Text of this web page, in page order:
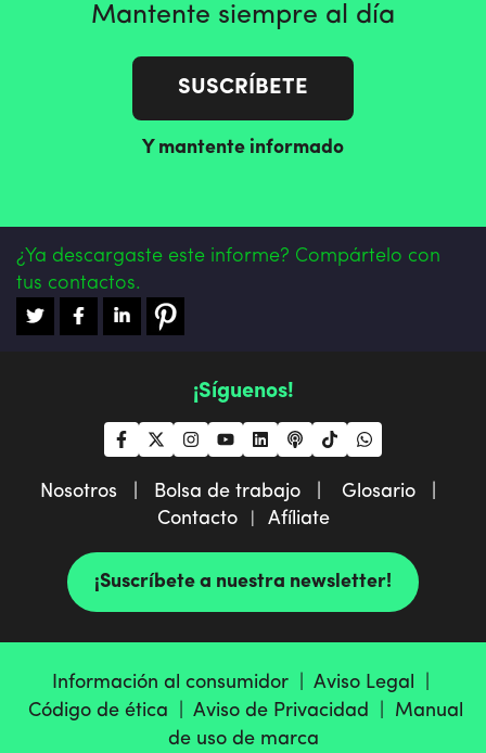
Mantente siempre al día
SUSCRÍBETE
Y mantente informado
¿Ya descargaste este informe? Compártelo con
tus contactos.
¡Síguenos!
Nosotros | Bolsa de trabajo |
Glosario |
Contacto| Afíliate
¡Suscríbete a nuestra newsletter!
Información al consumidor | Aviso Legal |
Código de ética | Aviso de Privacidad | Manual
de uso de marca